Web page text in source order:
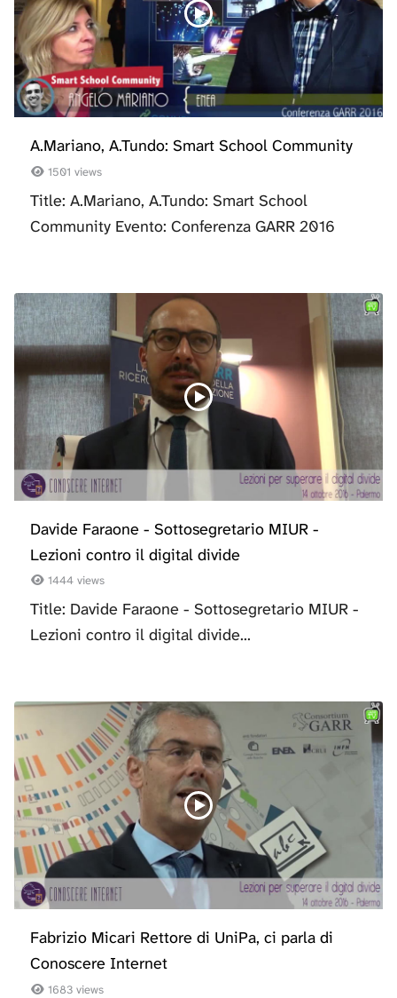
A.Mariano, A.Tundo: Smart School Community
1501 views
Title: A.Mariano, A.Tundo: Smart School
Community Evento: Conferenza GARR 2016
Davide Faraone - Sottosegretario MIUR -
Lezioni contro il digital divide
1444 views
Title: Davide Faraone - Sottosegretario MIUR -
Lezioni contro il digital divide...
Fabrizio Micari Rettore di UniPa, ci parla di
Conoscere Internet
1683 views